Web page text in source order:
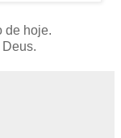
de hoje.